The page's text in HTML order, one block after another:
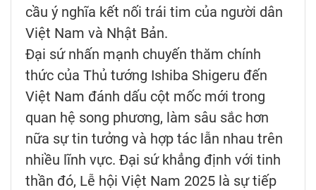
cầu ý nghĩa kết nối trái tim của người dân
Việt Nam và Nhật Bản.
Đại sứ nhấn mạnh chuyến thăm chính
thức của Thủ tướng Ishiba Shigeru đến
Việt Nam đánh dấu cột mốc mới trong
quan hệ song phương, làm sâu sắc hơn
nữa sự tin tưởng và hợp tác lẫn nhau trên
nhiều lĩnh vực. Đại sứ khẳng định với tinh
thần đó, Lễ hội Việt Nam 2025 là sự tiếp